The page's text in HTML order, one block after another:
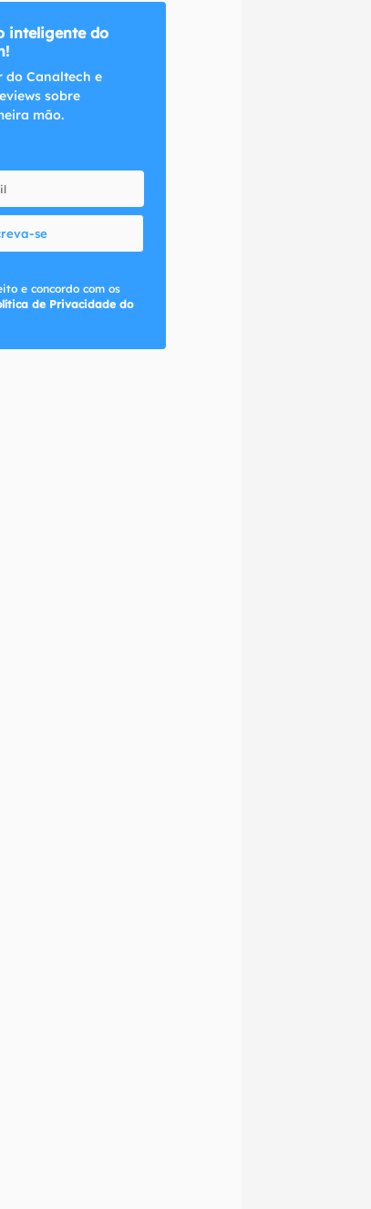
inteligente do
do Canaltech e
sobre
mão.
se
e concordo com os
de Privacidade do